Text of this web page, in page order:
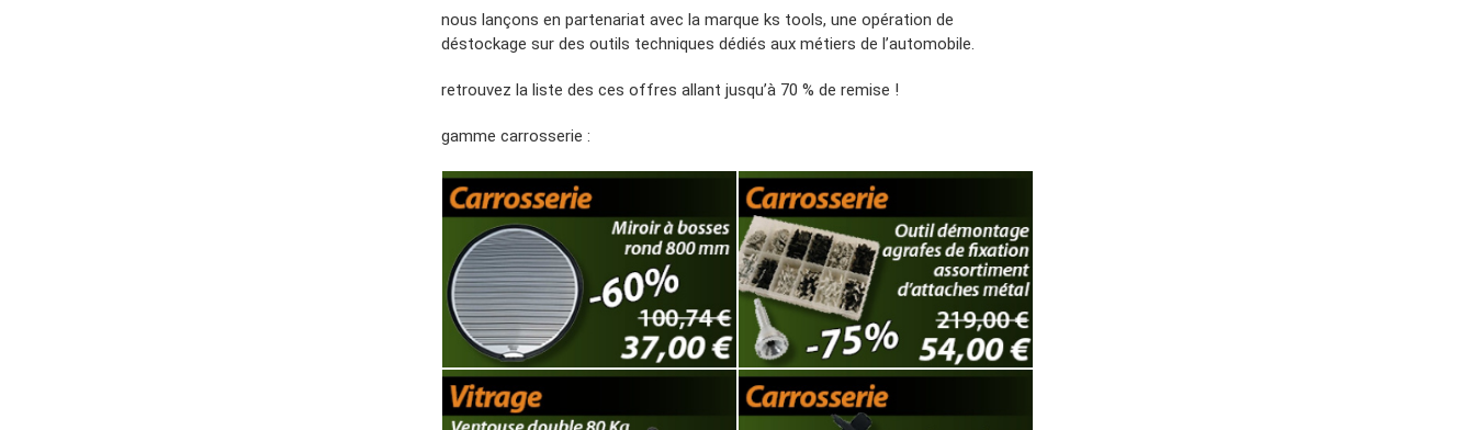
nous lançons en partenariat avec la marque ks tools, une opération de
déstockage sur des outils techniques dédiés aux métiers de l’automobile.
retrouvez la liste des ces offres allant jusqu’à 70 % de remise !
gamme carrosserie :